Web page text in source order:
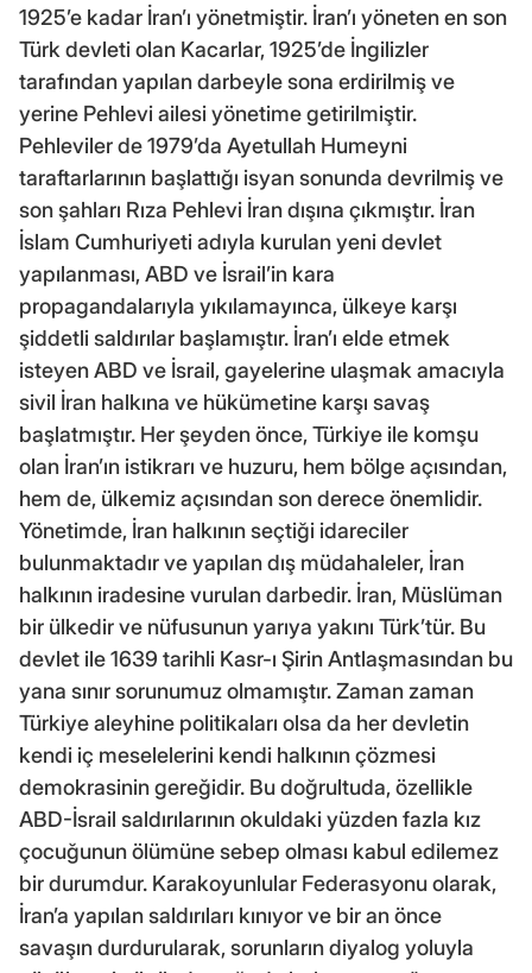
1925’e kadar İran’ı yönetmiştir. İran’ı yöneten en son
Türk devleti olan Kacarlar, 1925’de İngilizler
tarafından yapılan darbeyle sona erdirilmiş ve
yerine Pehlevi ailesi yönetime getirilmiştir.
Pehleviler de 1979’da Ayetullah Humeyni
taraftarlarının başlattığı isyan sonunda devrilmiş ve
son şahları Rıza Pehlevi İran dışına çıkmıştır. İran
İslam Cumhuriyeti adıyla kurulan yeni devlet
yapılanması, ABD ve İsrail’in kara
propagandalarıyla yıkılamayınca, ülkeye karşı
şiddetli saldırılar başlamıştır. İran’ı elde etmek
isteyen ABD ve İsrail, gayelerine ulaşmak amacıyla
sivil İran halkına ve hükümetine karşı savaş
başlatmıştır. Her şeyden önce, Türkiye ile komşu
olan İran’ın istikrarı ve huzuru, hem bölge açısından,
hem de, ülkemiz açısından son derece önemlidir.
Yönetimde, İran halkının seçtiği idareciler
bulunmaktadır ve yapılan dış müdahaleler, İran
halkının iradesine vurulan darbedir. İran, Müslüman
bir ülkedir ve nüfusunun yarıya yakını Türk’tür. Bu
devlet ile 1639 tarihli Kasr-ı Şirin Antlaşmasından bu
yana sınır sorunumuz olmamıştır. Zaman zaman
Türkiye aleyhine politikaları olsa da her devletin
kendi iç meselelerini kendi halkının çözmesi
demokrasinin gereğidir. Bu doğrultuda, özellikle
ABD-İsrail saldırılarının okuldaki yüzden fazla kız
çocuğunun ölümüne sebep olması kabul edilemez
bir durumdur. Karakoyunlular Federasyonu olarak,
İran’a yapılan saldırıları kınıyor ve bir an önce
savaşın durdurularak, sorunların diyalog yoluyla